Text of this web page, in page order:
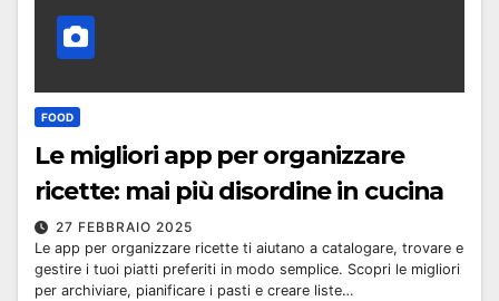
FOOD
Le migliori app per organizzare
ricette: mai più disordine in cucina
27 FEBBRAIO 2025
Le app per organizzare ricette ti aiutano a catalogare, trovare e
gestire i tuoi piatti preferiti in modo semplice. Scopri le migliori
per archiviare, pianificare i pasti e creare liste…